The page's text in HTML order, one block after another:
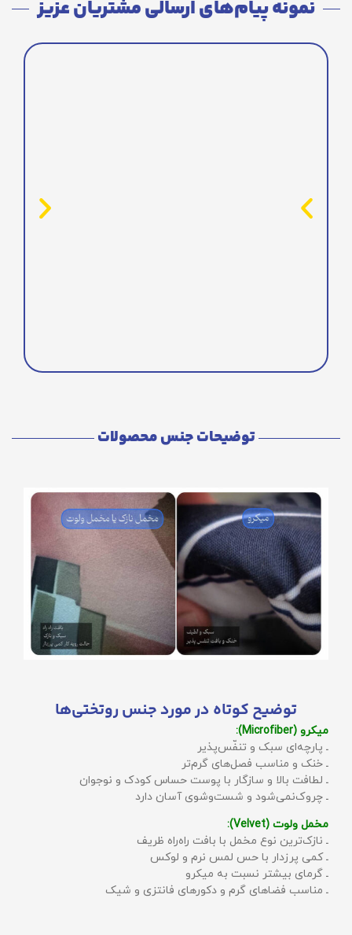
نمونه پیام‌های ارسالی مشتریان عزیز
توضیحات جنس محصولات
توضیح کوتاه در مورد جنس روتختی‌ها
میکرو (Microfiber):
ـ پارچه‌ای سبک و تنفّس‌پذیر
ـ خنک و مناسب فصل‌های گرم‌تر
ـ لطافت بالا و سازگار با پوست حساس کودک و نوجوان
ـ چروک‌نمی‌شود و شست‌وشوی آسان دارد
مخمل ولوت (Velvet):
ـ نازک‌ترین نوع مخمل با بافت راه‌راه ظریف
ـ کمی پرزدار با حس لمس نرم و لوکس
ـ گرمای بیشتر نسبت به میکرو
ـ مناسب فضاهای گرم و دکورهای فانتزی و شیک